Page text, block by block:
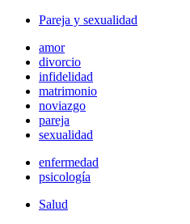
Pareja y sexualidad
amor
divorcio
infidelidad
matrimonio
noviazgo
pareja
sexualidad
enfermedad
psicología
Salud